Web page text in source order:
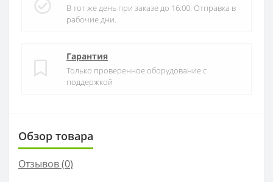
В тот же день при заказе до 16:00. Отправка в
рабочие дни.
Гарантия
Только проверенное оборудование с
поддержкой
Обзор товара
Отзывов (0)